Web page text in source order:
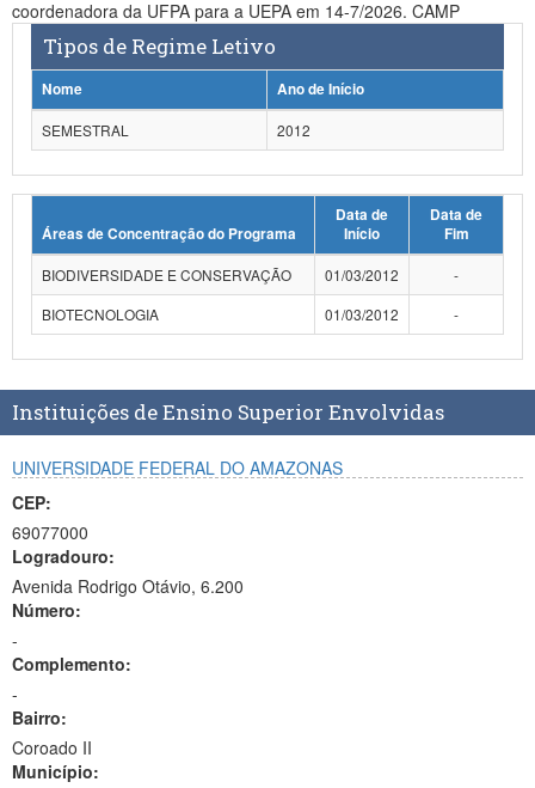
coordenadora da UFPA para a UEPA em 14-7/2026. CAMP
Tipos de Regime Letivo
Nome
Ano de Início
SEMESTRAL
2012
Áreas de Concentração do Programa
Data de
Início
Data de
Fim
BIODIVERSIDADE E CONSERVAÇÃO
01/03/2012
-
BIOTECNOLOGIA
01/03/2012 -
Instituições de Ensino Superior Envolvidas
UNIVERSIDADE FEDERAL DO AMAZONAS
CEP:
69077000
Logradouro:
Avenida Rodrigo Otávio, 6.200
Número:
-
Complemento:
-
Bairro:
Coroado II
Município: